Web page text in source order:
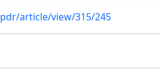
article/view/315/245